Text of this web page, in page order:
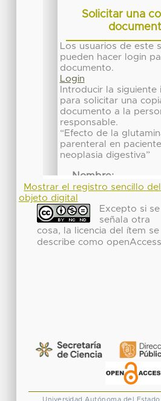
Mostrar el registro sencillo del
objeto digital
Excepto si se
señala otra
cosa, la licencia del ítem se
describe como openAccess
Universidad Autónoma del